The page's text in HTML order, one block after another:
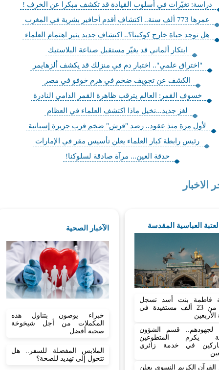
دراسة: تغيّرات في أسلوب القيادة قد تكشف مبكرا عن الخرف !
عمرها 773 ألف سنة.. اكتشاف أقدم أحافير بشرية في المغرب
هل توجد حياة خارج كوكبنا؟.. اكتشاف جديد يثير اهتمام العلماء
ابتكار ألماني قد يغيّر مستقبل صناعة البلاستيك
"اختراق علمي".. اختبار دم في منزلك قد يكشف ألزهايمر
الكشف عن تجويف ضخم في هرم خوفو في مصر
خسوف القمر: العالم يترقب ظاهرة القمر الدامي النادرة
لغز جديد...تخيل ماذا اكتشف العلماء في العظام
لأول مرة منذ عقود.. رصد "قرش" ضخم قرب جزيرة إسبانية
رئيس رابطة كبار العلماء يعلن تأسيس مقر في الإمارات
حدقة العين... مرآة صادقة لسلوكنا!
الاخبار
العباسية المقدسة
فاطمة بنت أسد تسجل
أكثر من 23 ألف مستفيدة في
الأربعين
لجهودهم.. قسم الشؤون
يكرم المتطوعين
في خدمة زائري
القرآن الكريم النسوي يعلن
الآخبار الصحية
خبراء يوصون بتناول هذه
المكملات من أجل شيخوخة
صحية أفضل
الملابس المفضلة للسفر.. هل
تتحول إلى تهديد للصحة؟